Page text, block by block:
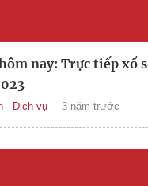
nay: Trực tiếp xổ
- Dịch vụ 3 năm trước